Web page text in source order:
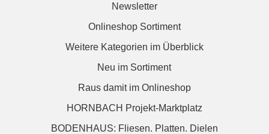
Newsletter
Onlineshop Sortiment
Weitere Kategorien im Überblick
Neu im Sortiment
Raus damit im Onlineshop
HORNBACH Projekt-Marktplatz
BODENHAUS: Fliesen. Platten. Dielen